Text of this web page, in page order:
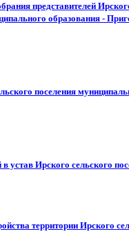
представителей
образования -
поселения
устав Ирского сельского
территории Ирского